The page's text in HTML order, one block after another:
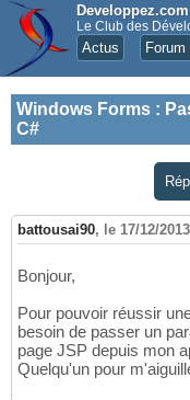
Developpez.com
Le Club des
Actus
Windows Forms :
C#
battousai90, le 17/12/
Bonjour,
Pour pouvoir réussir
besoin de passer un
page JSP depuis mon
Quelqu'un pour